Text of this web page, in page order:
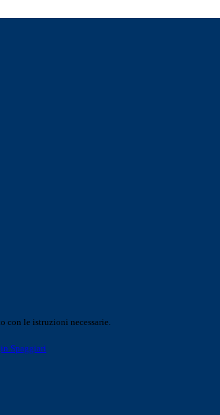
con le istruzioni necessarie.
Spaggiari